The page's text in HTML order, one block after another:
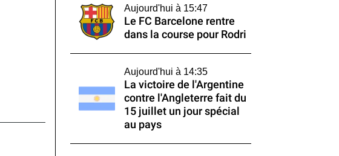
Aujourd'hui à 15:47
Le FC Barcelone rentre
dans la course pour Rodri
Aujourd'hui à 14:35
La victoire de l'Argentine
contre l'Angleterre fait du
15 juillet un jour spécial
au pays